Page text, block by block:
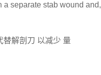
separate stab wound
替解剖刀 以减少 量